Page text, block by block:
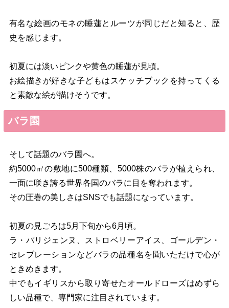
有名な絵画のモネの睡蓮とルーツが同じだと知ると、歴
史を感じます。
初夏には淡いピンクや黄色の睡蓮が見頃。
お絵描きが好きな子どもはスケッチブックを持ってくる
と素敵な絵が描けそうです。
バラ園
そして話題のバラ園へ。
約5000㎡の敷地に500種類、5000株のバラが植えられ、
一面に咲き誇る世界各国のバラに目を奪われます。
その圧巻の美しさはSNSでも話題になっています。
初夏の見ごろは5月下旬から6月頃。
ラ・パリジェンヌ、ストロベリーアイス、ゴールデン・
セレブレーションなどバラの品種名を聞いただけで心が
ときめきます。
中でもイギリスから取り寄せたオールドローズはめずら
しい品種で、専門家に注目されています。